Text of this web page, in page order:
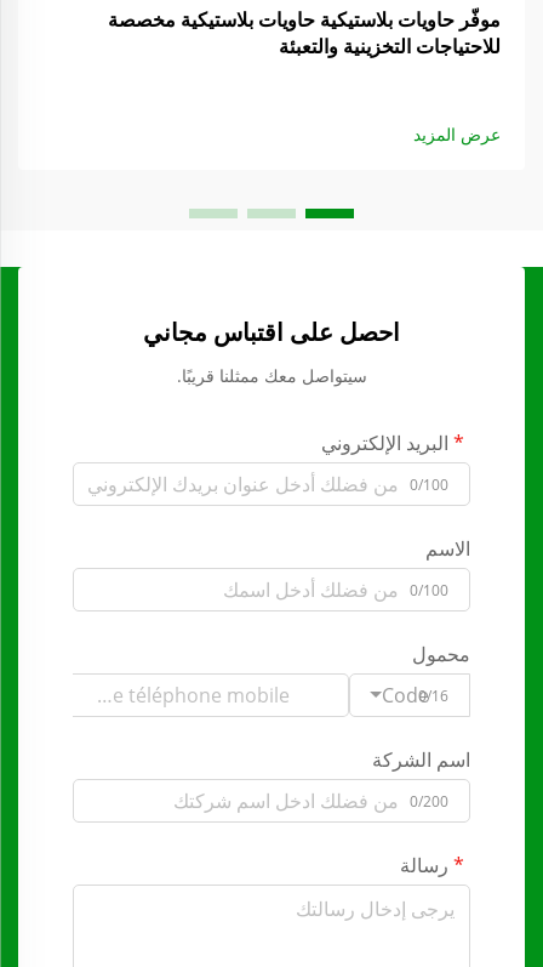
موفّر حاويات بلاستيكية حاويات بلاستيكية مخصصة
للاحتياجات التخزينية والتعبئة
عرض المزيد
احصل على اقتباس مجاني
سيتواصل معك ممثلنا قريبًا.
البريد الإلكتروني
0/100
الاسم
0/100
محمول
Code0/16
اسم الشركة
0/200
رسالة